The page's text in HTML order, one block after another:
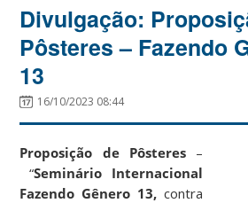
Divulgação:
Pôsteres – Fazendo
13
16/10/2023 08:44
Proposição de Pôsteres –
“Seminário Internacional
Fazendo Gênero 13, contra